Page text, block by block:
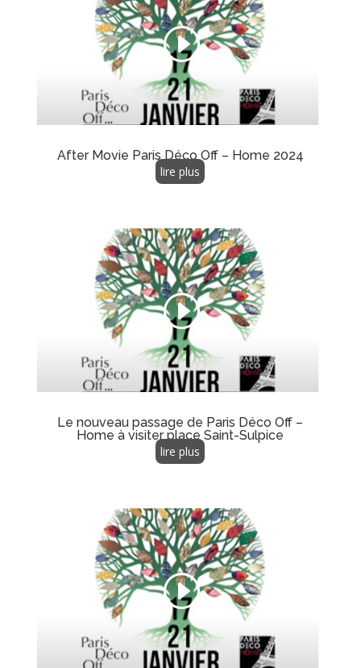
After Movie Paris Déco Off – Home 2024
lire plus
Le nouveau passage de Paris Déco Off –
Home à visiter place Saint-Sulpice
lire plus